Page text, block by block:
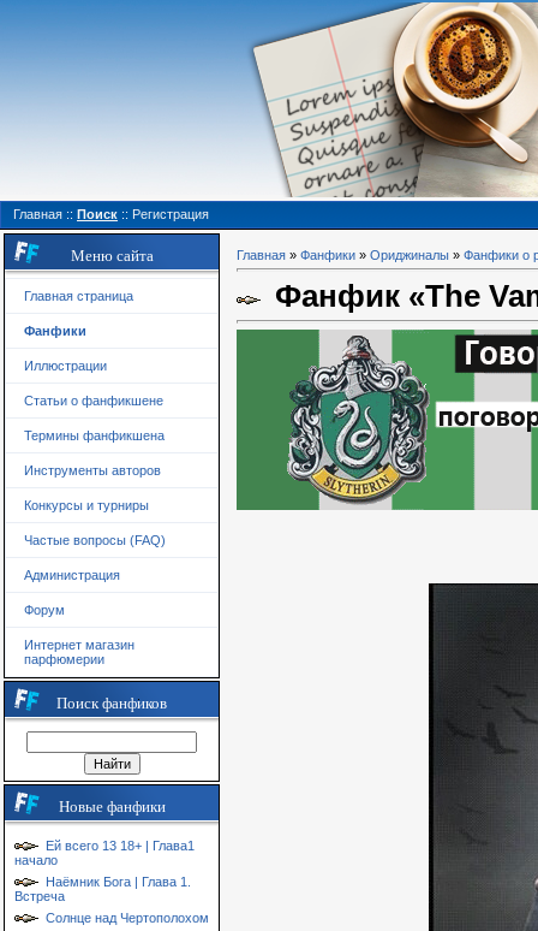
Главная :: Поиск :: Регистрация
Меню сайта
Главная страница
Фанфики
Иллюстрации
Статьи о фанфикшене
Термины фанфикшена
Инструменты авторов
Конкурсы и турниры
Частые вопросы (FAQ)
Администрация
Форум
Интернет магазин
парфюмерии
Поиск фанфиков
Новые фанфики
Ей всего 13 18+ | Глава1
начало
Наёмник Бога | Глава 1.
Встреча
Солнце над Чертополохом
Главная » Фанфики » Ориджиналы » Фанфики о
Фанфик «The